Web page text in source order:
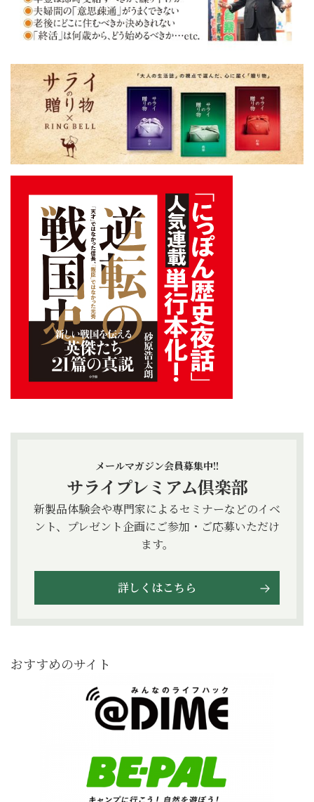
メールマガジン会員募集中!!
サライプレミアム倶楽部
新製品体験会や専門家によるセミナーなどのイベ
ント、プレゼント企画にご参加・ご応募いただけ
ます。
詳しくはこちら
おすすめのサイト